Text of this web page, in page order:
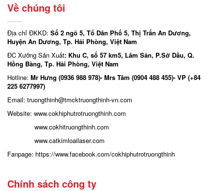
Về chúng tôi
Địa chỉ ĐKKD: Số 2 ngõ 5, Tổ Dân Phố 5, Thị Trấn An Dương,
Huyện An Dương, Tp. Hải Phòng, Việt Nam
ĐC Xưởng Sản Xuất: Khu C, số 57 km5, Lâm Sản, P.Sở Dầu, Q.
Hồng Bàng, Tp. Hải Phòng, Việt Nam
Hotline: Mr Hưng (0936 988 978)- Mrs Tâm (0904 488 455)- VP (+84
225 6277997)
Email: truongthinh@tmcktruongthinh-vn.com
Website: www.cokhiphutrotruongthinh.com
www.cokhitruongthinh.com
www.catkimloailaser.com
Fanpage: https://www.facebook.com/cokhiphutrotruongthinh
Chính sách công ty